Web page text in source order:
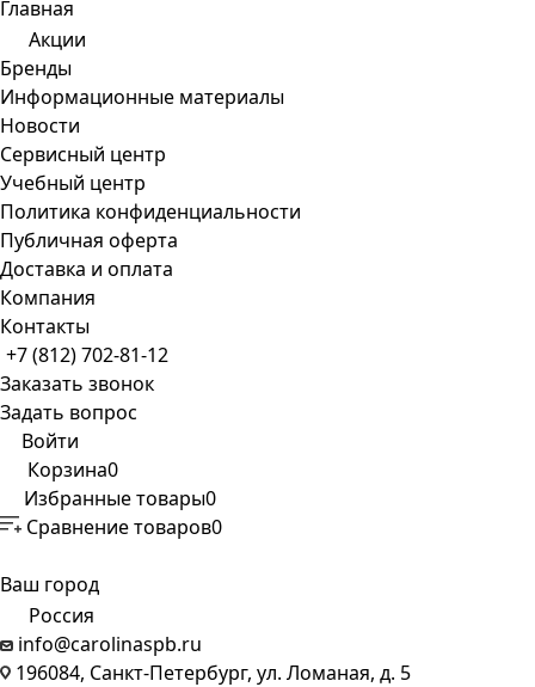
Главная
Акции
Бренды
Информационные материалы
Новости
Сервисный центр
Учебный центр
Политика конфиденциальности
Публичная оферта
Доставка и оплата
Компания
Контакты
+7 (812) 702-81-12
Заказать звонок
Задать вопрос
Войти
Корзина0
Избранные товары0
Сравнение товаров0
Ваш город
Россия
info@carolinaspb.ru
196084, Санкт-Петербург, ул. Ломаная, д. 5